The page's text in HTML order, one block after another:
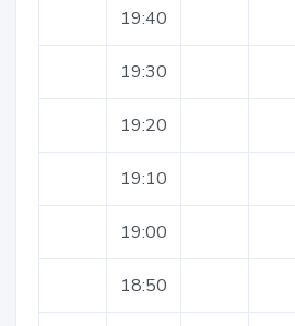
19:40
19:30
19:20
19:10
19:00
18:50